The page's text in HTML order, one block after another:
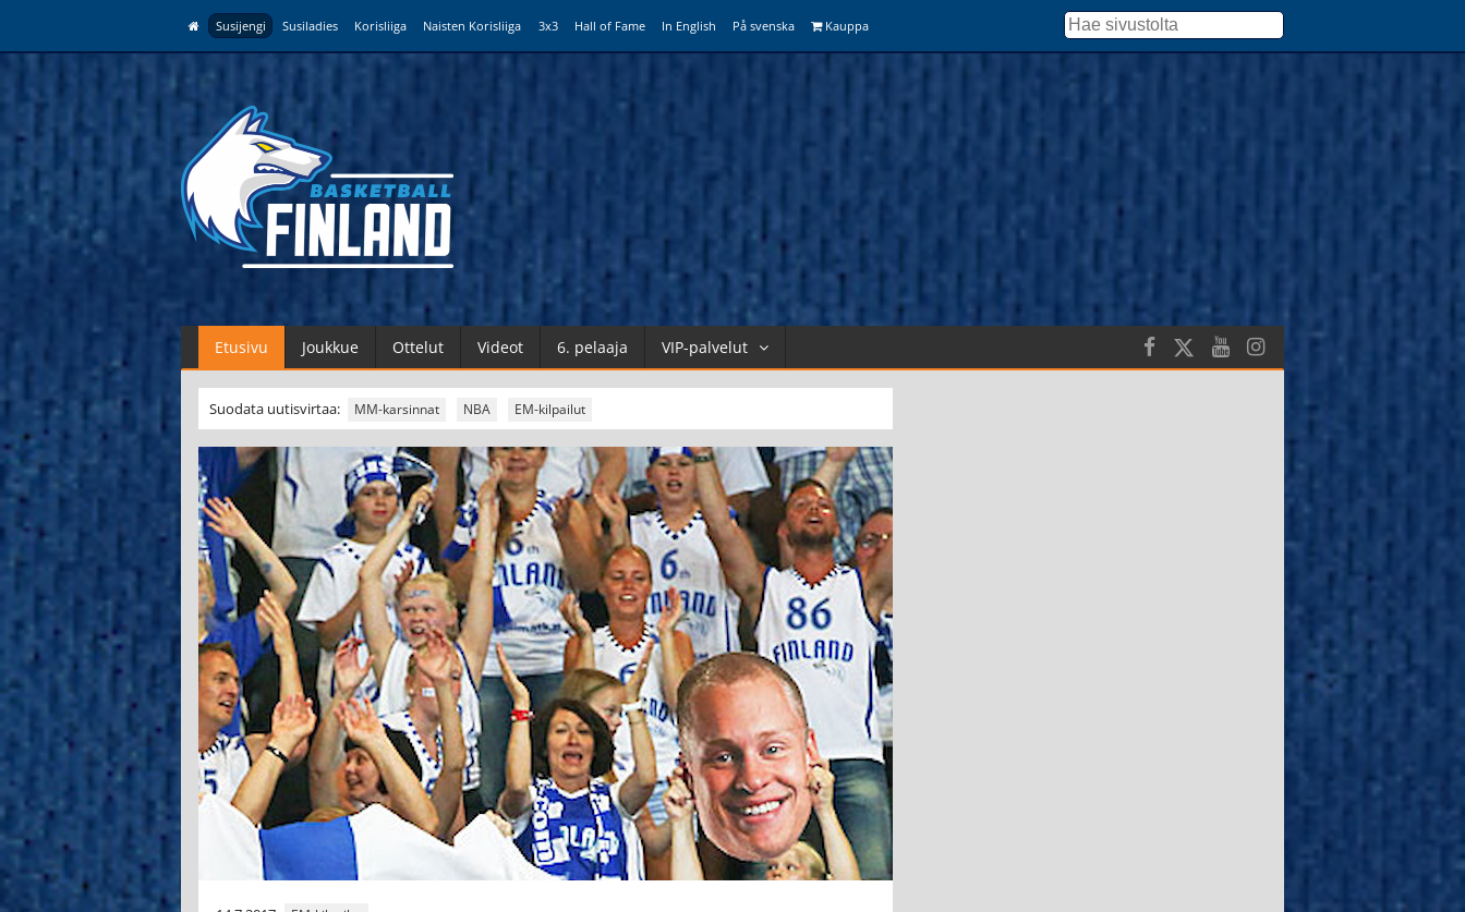
Susijengi Susiladies Korisliiga Naisten Korisliiga 3x3 Hall of Fame In English På svenska Kauppa
Etusivu Joukkue Ottelut Videot 6. pelaaja VIP-palvelut
Suodata uutisvirtaa: MM-karsinnat NBA EM-kilpailut